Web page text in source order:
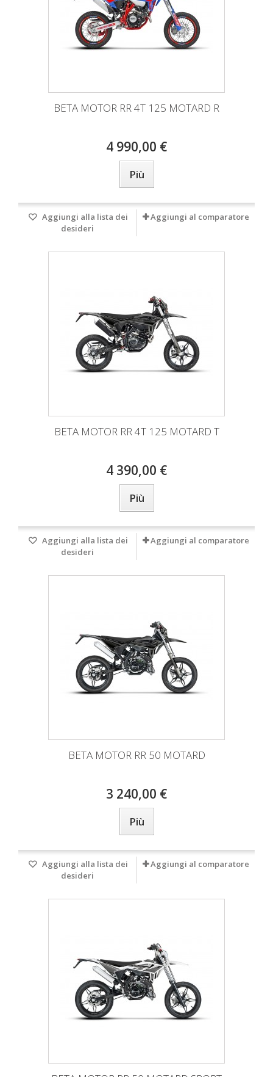
BETA MOTOR RR 4T 125 MOTARD R
4 990,00 €
Più
Aggiungi alla lista dei
desideri
Aggiungi al comparatore
BETA MOTOR RR 4T 125 MOTARD T
4 390,00 €
Più
Aggiungi alla lista dei
desideri
Aggiungi al comparatore
BETA MOTOR RR 50 MOTARD
3 240,00 €
Più
Aggiungi alla lista dei
desideri
Aggiungi al comparatore